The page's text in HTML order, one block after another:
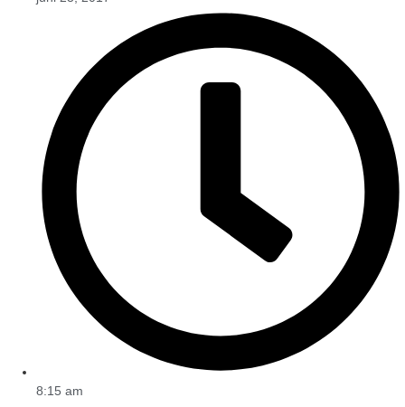
8:15 am